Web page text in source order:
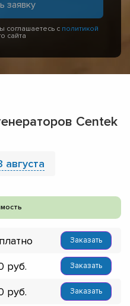
соглашаетесь с политикой
сайта
Centek
августа
Заказать
Заказать
Заказать